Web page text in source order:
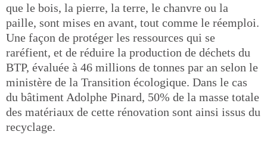
que le bois, la pierre, la terre, le chanvre ou la
paille, sont mises en avant, tout comme le réemploi.
Une façon de protéger les ressources qui se
raréfient, et de réduire la production de déchets du
BTP, évaluée à 46 millions de tonnes par an selon le
ministère de la Transition écologique. Dans le cas
du bâtiment Adolphe Pinard, 50% de la masse totale
des matériaux de cette rénovation sont ainsi issus du
recyclage.